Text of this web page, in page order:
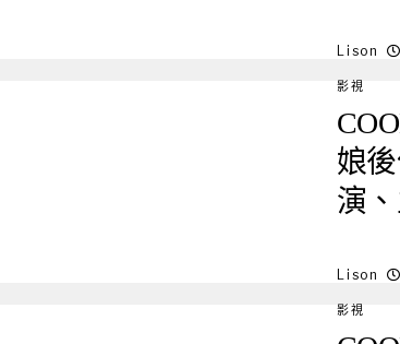
Lison
影視
娘
演
Lison
影視